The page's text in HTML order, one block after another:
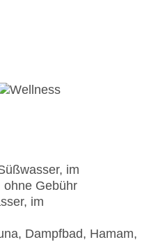
im
ohne Gebühr
im
Dampfbad, Hamam,